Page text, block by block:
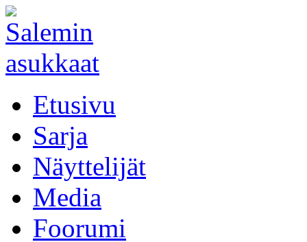
Etusivu
Sarja
Näyttelijät
Media
Foorumi